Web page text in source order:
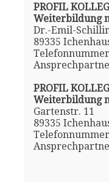
PROFIL
Weiterbildung
Dr.-Emil-
89335
PROFIL
Weiterbildung
Gartenstr. 11
89335